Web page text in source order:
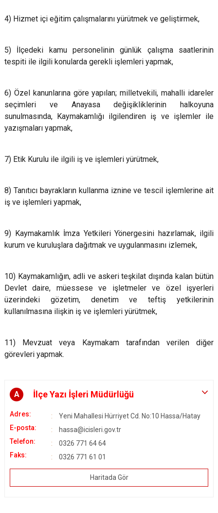
4) Hizmet içi eğitim çalışmalarını yürütmek ve geliştirmek,
5) İlçedeki kamu personelinin günlük çalışma saatlerinin
tespiti ile ilgili konularda gerekli işlemleri yapmak,
6) Özel kanunlarına göre yapılan; milletvekili, mahalli idareler
seçimleri ve Anayasa değişikliklerinin halkoyuna
sunulmasında, Kaymakamlığı ilgilendiren iş ve işlemler ile
yazışmaları yapmak,
7) Etik Kurulu ile ilgili iş ve işlemleri yürütmek,
8) Tanıtıcı bayrakların kullanma iznine ve tescil işlemlerine ait
iş ve işlemleri yapmak,
9) Kaymakamlık İmza Yetkileri Yönergesini hazırlamak, ilgili
kurum ve kuruluşlara dağıtmak ve uygulanmasını izlemek,
10) Kaymakamlığın, adli ve askeri teşkilat dışında kalan bütün
Devlet daire, müessese ve işletmeler ve özel işyerleri
üzerindeki gözetim, denetim ve teftiş yetkilerinin
kullanılmasına ilişkin iş ve işlemleri yürütmek,
11) Mevzuat veya Kaymakam tarafından verilen diğer
görevleri yapmak.
A İlçe Yazı İşleri Müdürlüğü
Adres:
Yeni Mahallesi Hürriyet Cd. No:10 Hassa/Hatay
E-posta:
hassa@icisleri.gov.tr
Telefon:
0326 771 64 64
Faks:
0326 771 61 01
Haritada Gör